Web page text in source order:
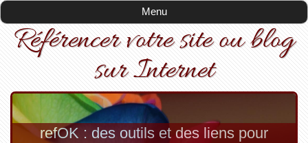
Menu
Référencer votre site ou blog
sur Internet
refOK : des outils et des liens pour